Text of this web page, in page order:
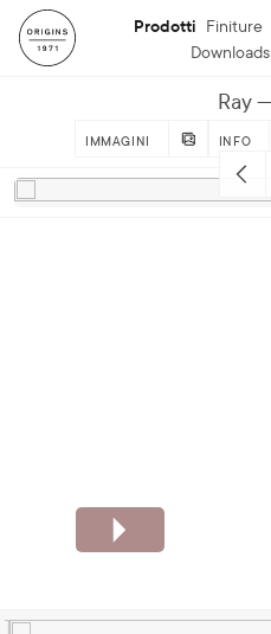
Prodotti Finiture
Downloads
Ray
IMMAGINI INFO